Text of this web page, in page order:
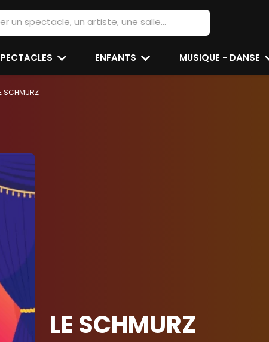
ENFANTS MUSIQUE - DANSE
SCHMURZ
LE SCHMURZ